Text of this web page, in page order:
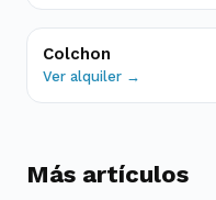
Colchon
Ver alquiler →
Más artículos